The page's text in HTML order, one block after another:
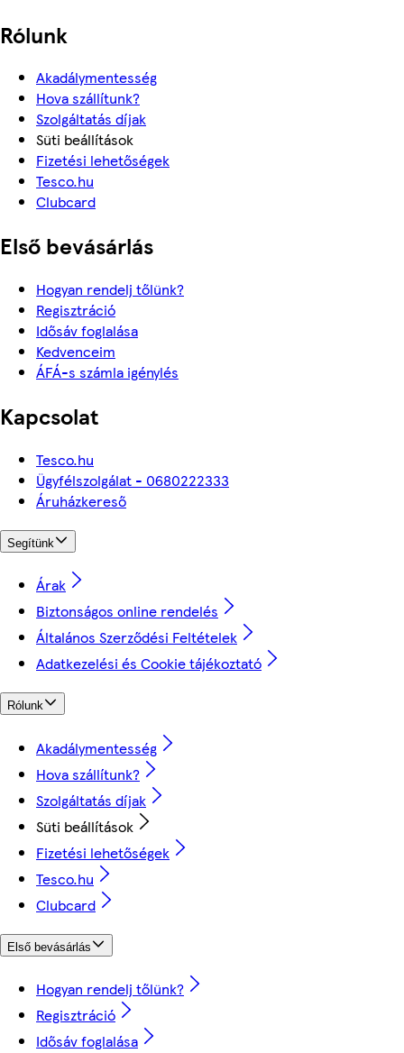
Rólunk
Akadálymentesség
Hova szállítunk?
Szolgáltatás díjak
Süti beállítások
Fizetési lehetőségek
Tesco.hu
Clubcard
Első bevásárlás
Hogyan rendelj tőlünk?
Regisztráció
Idősáv foglalása
Kedvenceim
ÁFÁ-s számla igénylés
Kapcsolat
Tesco.hu
Ügyfélszolgálat - 0680222333
Áruházkereső
Segítünk
Árak
Biztonságos online rendelés
Általános Szerződési Feltételek
Adatkezelési és Cookie tájékoztató
Rólunk
Akadálymentesség
Hova szállítunk?
Szolgáltatás díjak
Süti beállítások
Fizetési lehetőségek
Tesco.hu
Clubcard
Első bevásárlás
Hogyan rendelj tőlünk?
Regisztráció
Idősáv foglalása